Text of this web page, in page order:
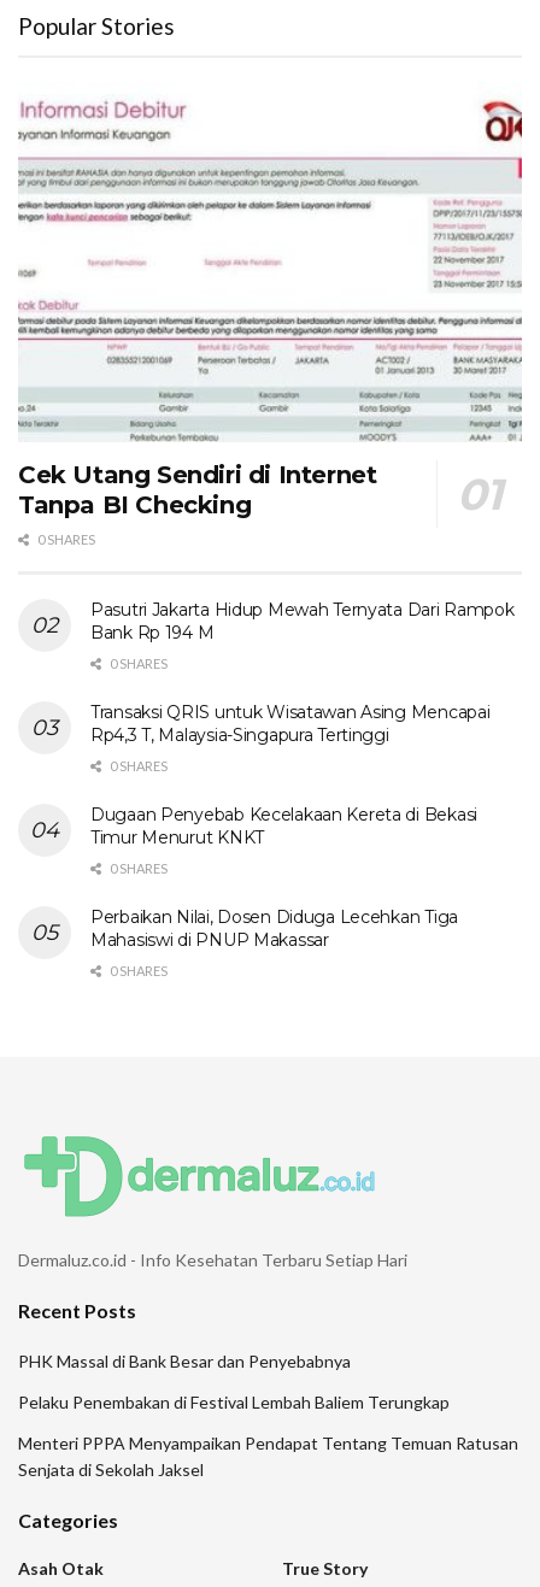
Popular Stories
Cek Utang Sendiri di Internet
Tanpa BI Checking
0 SHARES
Pasutri Jakarta Hidup Mewah Ternyata Dari Rampok
Bank Rp 194 M
0 SHARES
Transaksi QRIS untuk Wisatawan Asing Mencapai
Rp4,3 T, Malaysia-Singapura Tertinggi
0 SHARES
Dugaan Penyebab Kecelakaan Kereta di Bekasi
Timur Menurut KNKT
0 SHARES
Perbaikan Nilai, Dosen Diduga Lecehkan Tiga
Mahasiswi di PNUP Makassar
0 SHARES
Dermaluz.co.id - Info Kesehatan Terbaru Setiap Hari
Recent Posts
PHK Massal di Bank Besar dan Penyebabnya
Pelaku Penembakan di Festival Lembah Baliem Terungkap
Menteri PPPA Menyampaikan Pendapat Tentang Temuan Ratusan
Senjata di Sekolah Jaksel
Categories
Asah Otak True Story